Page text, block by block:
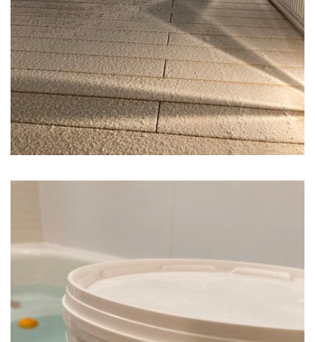
« 7月
31
アーカイブ
2026年2月
2025年12月
2025年10月
2025年8月
2025年5月
2025年3月